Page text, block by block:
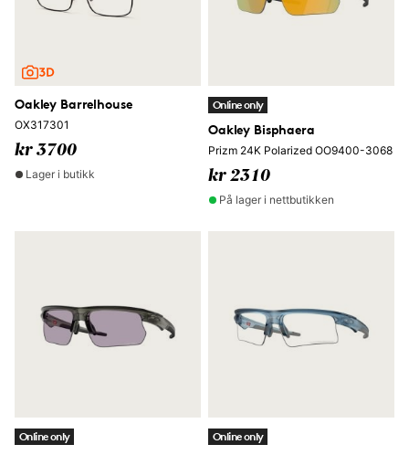
Oakley Barrelhouse
OX317301
kr 3700
Lager i butikk
Online only
Oakley Bisphaera
Prizm 24K Polarized OO9400-3068
kr 2310
På lager i nettbutikken
Online only Online only